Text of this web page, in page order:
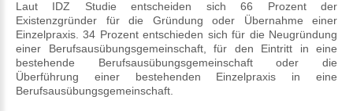
Laut IDZ Studie entscheiden sich 66 Prozent der
Existenzgründer für die Gründung oder Übernahme einer
Einzelpraxis. 34 Prozent entschieden sich für die Neugründung
einer Berufsausübungsgemeinschaft, für den Eintritt in eine
bestehende Berufsausübungsgemeinschaft oder die
Überführung einer bestehenden Einzelpraxis in eine
Berufsausübungsgemeinschaft.